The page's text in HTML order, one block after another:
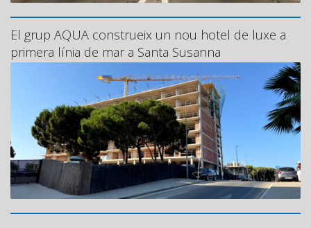
El grup AQUA construeix un nou hotel de luxe a
primera línia de mar a Santa Susanna